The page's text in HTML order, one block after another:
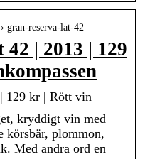
gran-reserva-lat-42
| 2013 | 129
129 kr | Rött vin
kryddigt vin med
körsbär, plommon,
Med andra ord en